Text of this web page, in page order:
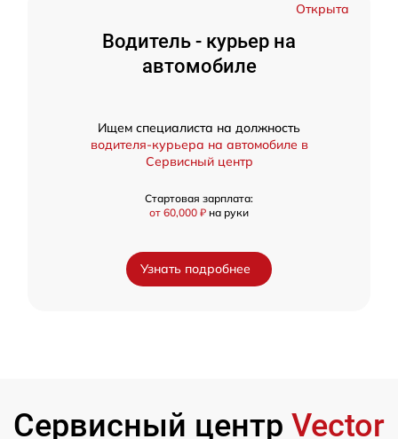
Открыта
Водитель - курьер на
автомобиле
Ищем специалиста на должность
водителя-курьера на автомобиле в
Сервисный центр
Стартовая зарплата:
от 60,000 ₽ на руки
Узнать подробнее
Сервисный центр Vector